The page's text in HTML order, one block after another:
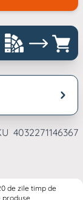
4032271146367
de zile timp de
produse